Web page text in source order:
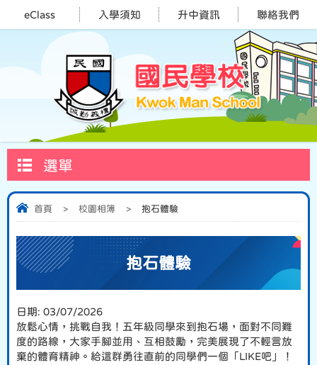
eClass 入學須知 升中資訊 聯絡我們
選單
首頁 > 校園相簿 > 抱石體驗
抱石體驗
日期: 03/07/2026
放鬆心情，挑戰自我！五年級同學來到抱石場，面對不同難
度的路線，大家手腳並用、互相鼓勵，完美展現了不輕言放
棄的體育精神。給這群勇往直前的同學們一個「LIKE吧」！